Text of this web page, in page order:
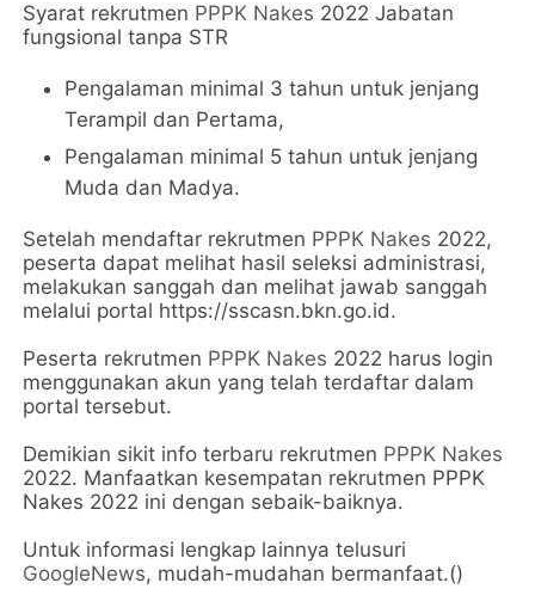
Syarat rekrutmen PPPK Nakes 2022 Jabatan
fungsional tanpa STR
Pengalaman minimal 3 tahun untuk jenjang
Terampil dan Pertama,
Pengalaman minimal 5 tahun untuk jenjang
Muda dan Madya.
Setelah mendaftar rekrutmen PPPK Nakes 2022,
peserta dapat melihat hasil seleksi administrasi,
melakukan sanggah dan melihat jawab sanggah
melalui portal https://sscasn.bkn.go.id.
Peserta rekrutmen PPPK Nakes 2022 harus login
menggunakan akun yang telah terdaftar dalam
portal tersebut.
Demikian sikit info terbaru rekrutmen PPPK Nakes
2022. Manfaatkan kesempatan rekrutmen PPPK
Nakes 2022 ini dengan sebaik-baiknya.
Untuk informasi lengkap lainnya telusuri
GoogleNews, mudah-mudahan bermanfaat.()